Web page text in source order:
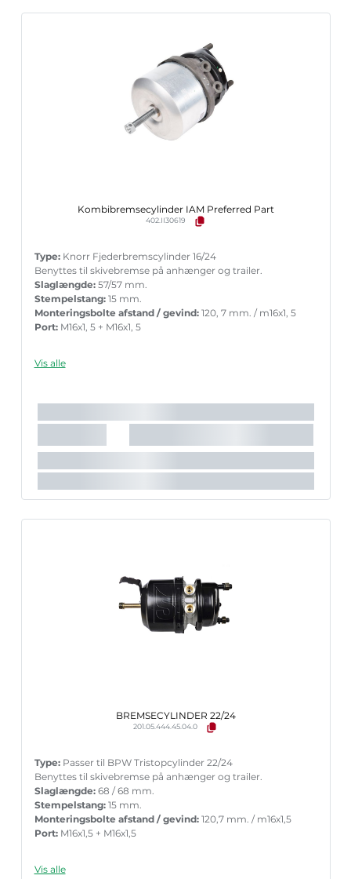
Kombibremsecylinder IAM Preferred Part
402.II30619
Type:Knorr Fjederbremscylinder 16/24
Benyttes til skivebremse på anhænger og trailer.
Slaglængde:57/57 mm.
Stempelstang:15 mm.
Monteringsbolte afstand / gevind:120, 7 mm. / m16x1, 5
Port:M16x1, 5 + M16x1, 5
Vis alle
BREMSECYLINDER 22/24
201.05.444.45.04.0
Type:Passer til BPW Tristopcylinder 22/24
Benyttes til skivebremse på anhænger og trailer.
Slaglængde:68 / 68 mm.
Stempelstang:15 mm.
Monteringsbolte afstand / gevind:120,7 mm. / m16x1,5
Port:M16x1,5 + M16x1,5
Vis alle